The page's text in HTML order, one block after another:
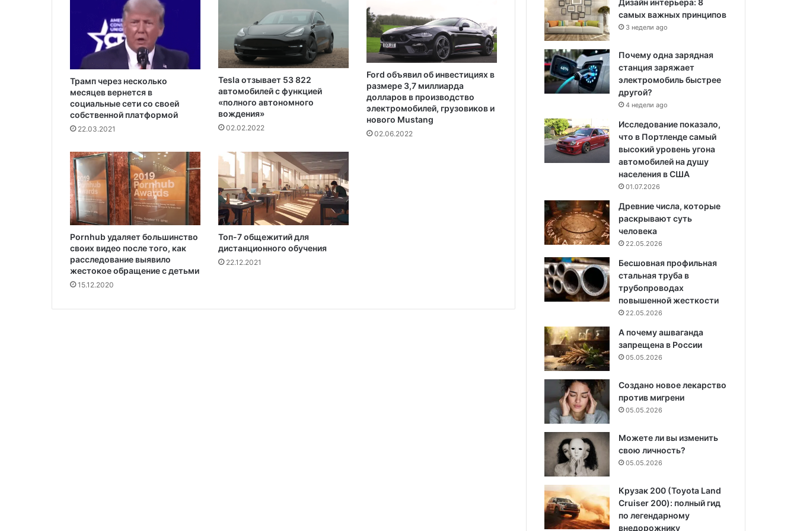
доступен для сдачи в аренду для
отдыха
н
к
у
м
о
г
т
к
а
з
н
и
ь
ж
е
р
т
в
о
й
л
е
р
а
Трамп через несколько
месяцев вернется в
социальные сети со своей
собственной платформой
22.03.2021
Tesla отзывает 53 822
автомобилей с функцией
«полного автономного
вождения»
02.02.2022
Ford объявил об инвестициях в
размере 3,7 миллиарда
долларов в производство
электромобилей, грузовиков и
нового Mustang
02.06.2022
Pornhub удаляет большинство
своих видео после того, как
расследование выявило
жестокое обращение с детьми
15.12.2020
Топ-7 общежитий для
дистанционного обучения
22.12.2021
Дизайн интерьера: 8
самых важных принципов
3 недели ago
Почему одна зарядная
станция заряжает
электромобиль быстрее
другой?
4 недели ago
Исследование показало,
что в Портленде самый
высокий уровень угона
автомобилей на душу
населения в США
01.07.2026
Древние числа, которые
раскрывают суть
человека
22.05.2026
Бесшовная профильная
стальная труба в
трубопроводах
повышенной жесткости
22.05.2026
А почему ашваганда
запрещена в России
05.05.2026
Создано новое лекарство
против мигрени
05.05.2026
Можете ли вы изменить
свою личность?
05.05.2026
Крузак 200 (Toyota Land
Cruiser 200): полный гид
по легендарному
внедорожнику